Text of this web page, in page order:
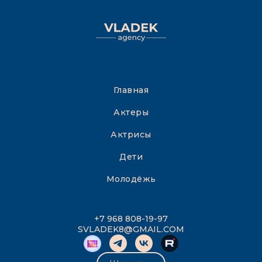
Главная
Актеры
Актрисы
Дети
Молодёжь
+7 968 808-19-97
SVLADEK8@GMAIL.COM